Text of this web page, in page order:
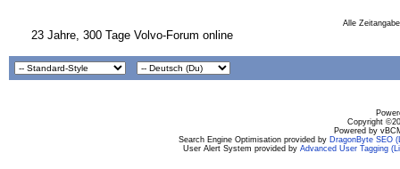
Alle
23 Jahre, 300 Tage Volvo-Forum online
Copyright
Powered by
Search Engine Optimisation provided by DragonByte SEO
User Alert System provided by Advanced User Tagging